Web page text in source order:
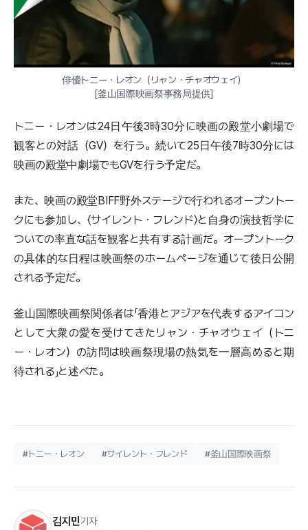
俳優トニー・レオン（リャン・チャオウェイ）
[釜山国際映画祭事務局提供]
トニー・レオンは24日午後3時30分に映画の殿堂小劇場で
観客との対話（GV）を行う。続いて25日午後7時30分には
映画の殿堂中劇場でもGVを行う予定だ。
また、映画の殿堂BIFF野外ステージで行われるオープントー
クにも参加し、〈サイレント・フレンド〉と自身の演技哲学に
ついての率直な話を観客と共有する計画だ。オープントーク
の具体的な日程は映画祭のホームページを通じて後日公開
される予定だ。
釜山国際映画祭関係者は「香港とアジアを代表するアイコン
として大衆の愛を受けてきたリャン・チャオウェイ（トニ
ー・レオン）の訪問は映画祭現場の熱気を一層高めると期
待される」と述べた。
#トニー・レオン #サイレント・フレンド #釜山国際映画祭
김지민기자